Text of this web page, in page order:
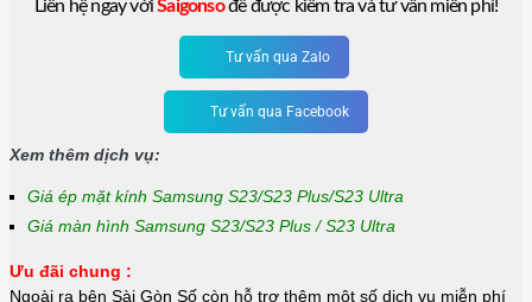
Liên hệ ngay vớiSaigonsođể được kiểm tra và tư vấn miễn phí!
Tư vấn qua Zalo
Tư vấn qua Facebook
Xem thêm dịch vụ:
Giá ép mặt kính Samsung S23/S23 Plus/S23 Ultra
Giá màn hình Samsung S23/S23 Plus / S23 Ultra
Ưu đãi chung :
Ngoài ra bên Sài Gòn Số còn hỗ trợ thêm một số dịch vụ miễn phí